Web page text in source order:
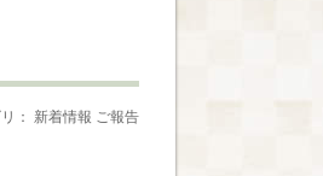
： 新着情報 ご報告